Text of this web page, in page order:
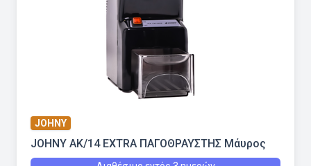
JOHNY
JOHNY AK/14 EXTRA ΠΑΓΟΘΡΑΥΣΤΗΣ Μάυρος